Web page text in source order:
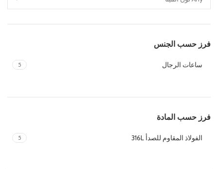
فرز حسب الجنس
ساعات الرجال 5
فرز حسب المادة
الفولاذ المقاوم للصدأ 316L 5